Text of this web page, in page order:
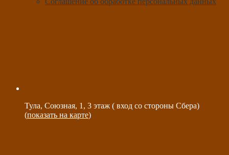
Тула, Союзная, 1, 3 этаж ( вход со стороны Сбера)
(показать на карте)